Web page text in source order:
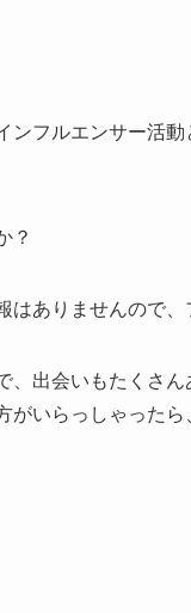
フルエンサー活
？
ありませんので、
出会いもたくさ
がいらっしゃった